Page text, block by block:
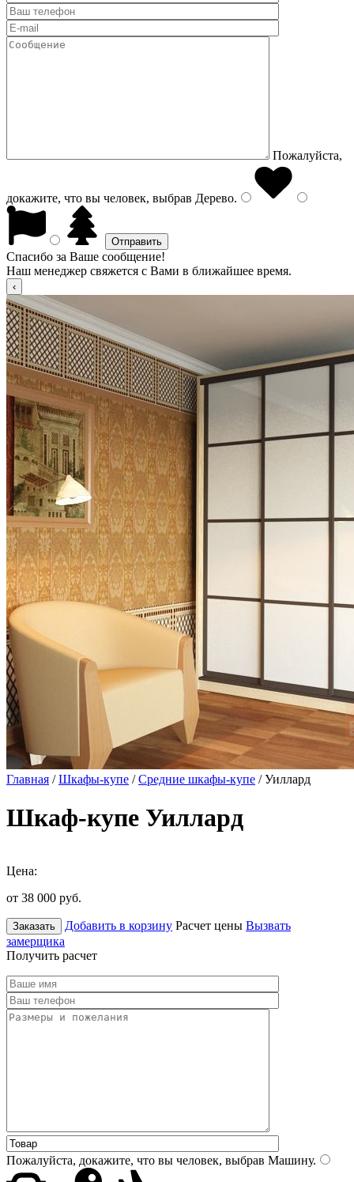
Пожалуйста,
докажите, что вы человек, выбрав Дерево.
Спасибо за Ваше сообщение!
Наш менеджер свяжется с Вами в ближайшее время.
Главная /Шкафы-купе /Средние шкафы-купе / Уиллард
Шкаф-купе Уиллард
Цена:
от 38 000 руб.
Заказать Добавить в корзину Расчет цены Вызвать
замерщика
Получить расчет
Пожалуйста, докажите, что вы человек, выбрав Машину.